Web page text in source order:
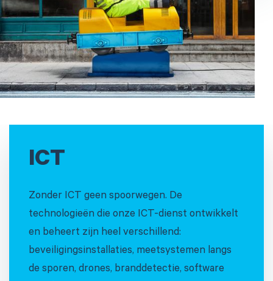
ICT
Zonder ICT geen spoorwegen. De
technologieën die onze ICT-dienst ontwikkelt
en beheert zijn heel verschillend:
beveiligingsinstallaties, meetsystemen langs
de sporen, drones, branddetectie, software